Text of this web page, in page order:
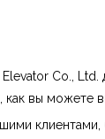
Co.,
как вы можете